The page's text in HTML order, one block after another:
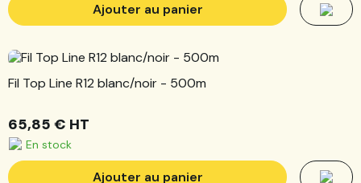
Ajouter au panier
Fil Top Line R12 blanc/noir - 500m
65,85 € HT
En stock
Ajouter au panier